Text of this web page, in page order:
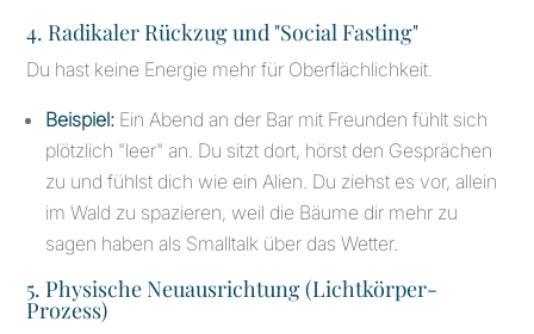
4. Radikaler Rückzug und "Social Fasting"
Du hast keine Energie mehr für Oberflächlichkeit.
Beispiel: Ein Abend an der Bar mit Freunden fühlt sich
plötzlich "leer" an. Du sitzt dort, hörst den Gesprächen
zu und fühlst dich wie ein Alien. Du ziehst es vor, allein
im Wald zu spazieren, weil die Bäume dir mehr zu
sagen haben als Smalltalk über das Wetter.
5. Physische Neuausrichtung (Lichtkörper-
Prozess)